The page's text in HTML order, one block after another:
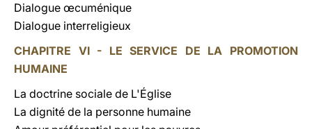
Dialogue œcuménique
Dialogue interreligieux
CHAPITRE VI - LE SERVICE DE LA PROMOTION
HUMAINE
La doctrine sociale de L'Église
La dignité de la personne humaine